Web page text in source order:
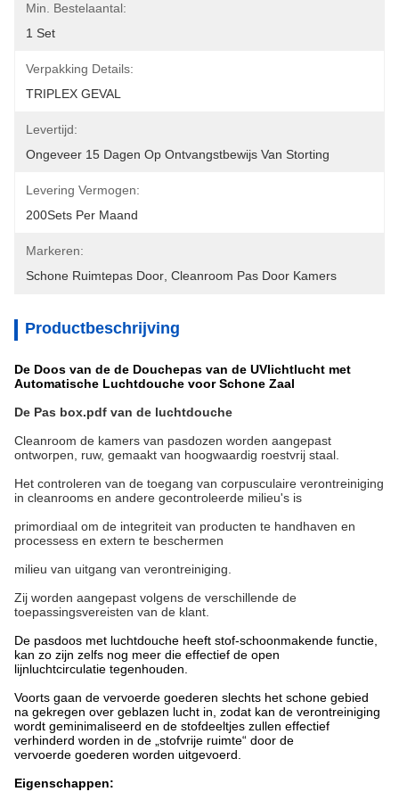
Min. Bestelaantal:
1 Set
Verpakking Details:
TRIPLEX GEVAL
Levertijd:
Ongeveer 15 Dagen Op Ontvangstbewijs Van Storting
Levering Vermogen:
200Sets Per Maand
Markeren:
Schone Ruimtepas Door Cleanroom Pas Door Kamers
Productbeschrijving
De Doos van de de Douchepas van de UVlichtlucht met
Automatische Luchtdouche voor Schone Zaal
De Pas box.pdf van de luchtdouche
Cleanroom de kamers van pasdozen worden aangepast
ontworpen, ruw, gemaakt van hoogwaardig roestvrij staal.
Het controleren van de toegang van corpusculaire verontreiniging
in cleanrooms en andere gecontroleerde milieu's is
primordiaal om de integriteit van producten te handhaven en
processess en extern te beschermen
milieu van uitgang van verontreiniging.
Zij worden aangepast volgens de verschillende de
toepassingsvereisten van de klant.
De pasdoos met luchtdouche heeft stof-schoonmakende functie,
kan zo zijn zelfs nog meer die effectief de open
lijnluchtcirculatie tegenhouden.
Voorts gaan de vervoerde goederen slechts het schone gebied
na gekregen over geblazen lucht in, zodat kan de verontreiniging
wordt geminimaliseerd en de stofdeeltjes zullen effectief
verhinderd worden in de „stofvrije ruimte“ door de
vervoerde goederen worden uitgevoerd.
Eigenschappen: